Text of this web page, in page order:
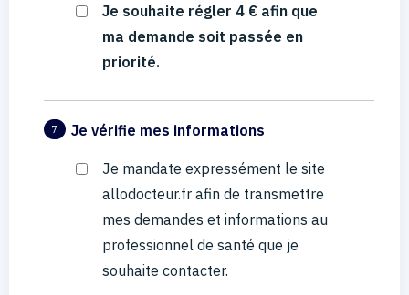
Je souhaite régler 4 € afin que
ma demande soit passée en
priorité.
7 Je vérifie mes informations
Je mandate expressément le site
allodocteur.fr afin de transmettre
mes demandes et informations au
professionnel de santé que je
souhaite contacter.